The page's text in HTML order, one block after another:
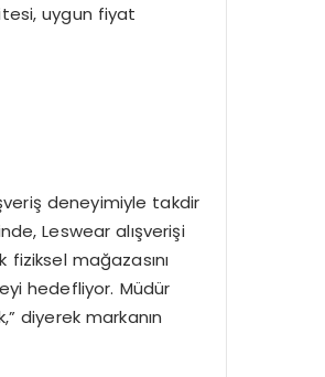
uygun fiyat
deneyimiyle takdir
Leswear alışverişi
mağazasını
hedefliyor. Müdür
diyerek markanın